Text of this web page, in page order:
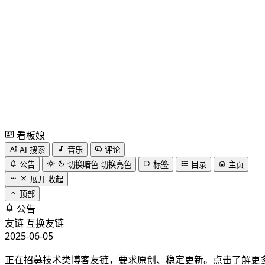
看板娘
AI 搜索 音乐
评论
公告
切换暗色 切换亮色 标签 目录
主页
展开 收起
顶部
公告
友链 互换友链
2025-06-05
正在招募技术类博客友链，要求原创、稳定更新。点击了解更